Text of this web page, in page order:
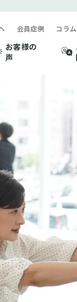
お客様の
声
会員症例 コラム